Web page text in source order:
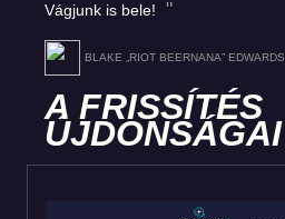
Vágjunk is bele!
BLAKE „RIOT BEERNANA” EDWARDS
A FRISSÍTÉS
ÚJDONSÁGAI